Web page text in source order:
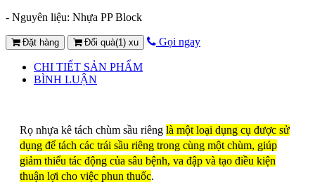
- Nguyên liệu: Nhựa PP Block
Đặt hàng Đổi quà(1) xu Gọi ngay
CHI TIẾT SẢN PHẨM
BÌNH LUẬN
Rọ nhựa kê tách chùm sầu riêng là một loại dụng cụ được sử
dụng để tách các trái sầu riêng trong cùng một chùm, giúp
giảm thiểu tác động của sâu bệnh, va đập và tạo điều kiện
thuận lợi cho việc phun thuốc.